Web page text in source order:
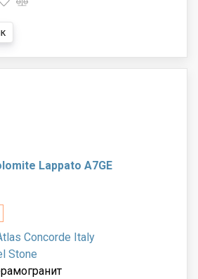
Lappato A7GE
Concorde Italy
Stone